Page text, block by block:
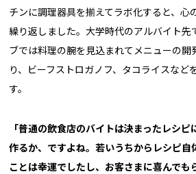
チンに調理器具を揃えてラボ化すると、心
繰り返しました。大学時代のアルバイト
ブでは料理の腕を見込まれてメニューの開
り、ビーフストロガノフ、タコライスなど
す。
「普通の飲食店のバイトは決まったレシ
作るか、ですよね。若いうちからレシピ自
ことは幸運でしたし、お客さまに喜んでも